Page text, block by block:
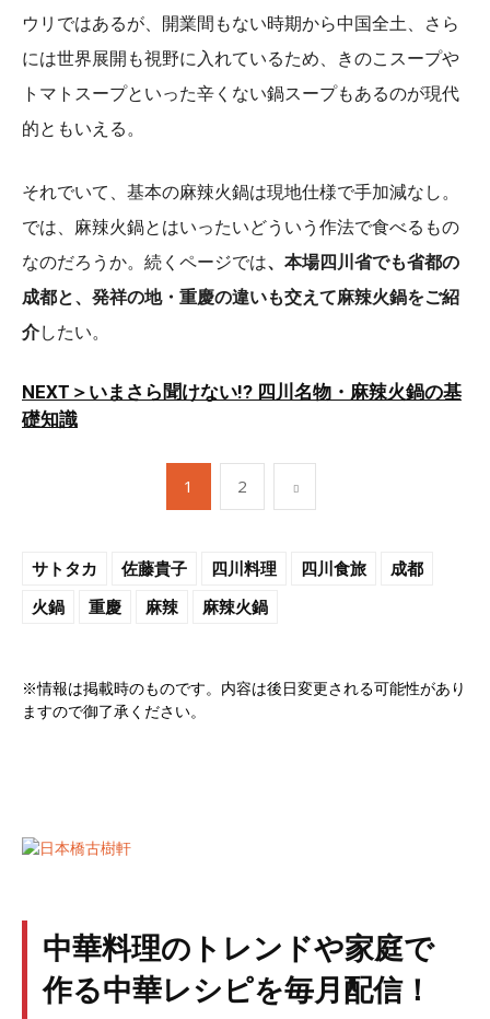
ウリではあるが、開業間もない時期から中国全土、さら
には世界展開も視野に入れているため、きのこスープや
トマトスープといった辛くない鍋スープもあるのが現代
的ともいえる。
それでいて、基本の麻辣火鍋は現地仕様で手加減なし。
では、麻辣火鍋とはいったいどういう作法で食べるもの
なのだろうか。続くページでは、本場四川省でも省都の
成都と、発祥の地・重慶の違いも交えて麻辣火鍋をご紹
介したい。
NEXT＞いまさら聞けない!? 四川名物・麻辣火鍋の基
礎知識
1 2
サトタカ 佐藤貴子 四川料理 四川食旅
成都
火鍋
重慶 麻辣 麻辣火鍋
※情報は掲載時のものです。内容は後日変更される可能性があり
ますので御了承ください。
中華料理のトレンドや家庭で
作る中華レシピを毎月配信！